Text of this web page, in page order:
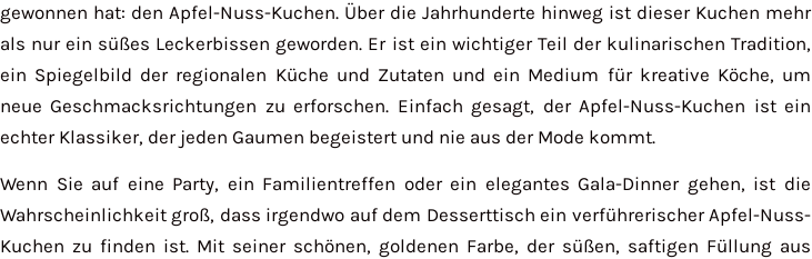
gewonnen hat: den Apfel-Nuss-Kuchen. Über die Jahrhunderte hinweg ist dieser Kuchen mehr
als nur ein süßes Leckerbissen geworden. Er ist ein wichtiger Teil der kulinarischen Tradition,
ein Spiegelbild der regionalen Küche und Zutaten und ein Medium für kreative Köche, um
neue Geschmacksrichtungen zu erforschen. Einfach gesagt, der Apfel-Nuss-Kuchen ist ein
echter Klassiker, der jeden Gaumen begeistert und nie aus der Mode kommt.
Wenn Sie auf eine Party, ein Familientreffen oder ein elegantes Gala-Dinner gehen, ist die
Wahrscheinlichkeit groß, dass irgendwo auf dem Desserttisch ein verführerischer Apfel-Nuss-
Kuchen zu finden ist. Mit seiner schönen, goldenen Farbe, der süßen, saftigen Füllung aus